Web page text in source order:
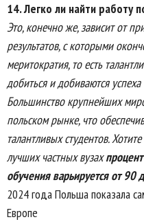
14.Легко ли найти работу
Это, конечно же, зависит от
результатов, с которыми
меритократия, то есть
добиться и добиваются
Большинство крупнейших
польском рынке, что
талантливых студентов.
лучших частных вузах
обучения варьируется от 90
2024 года Польша показала
Европе